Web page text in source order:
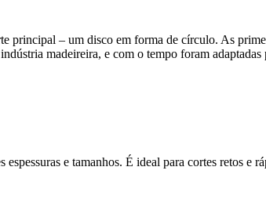
principal – um disco em forma de círculo. As
madeireira, e com o tempo foram adaptadas
espessuras e tamanhos. É ideal para cortes retos e